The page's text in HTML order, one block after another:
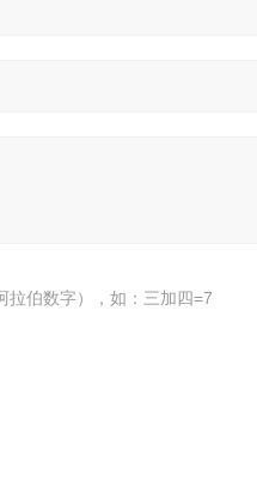
拉伯数字），如：三加四=7